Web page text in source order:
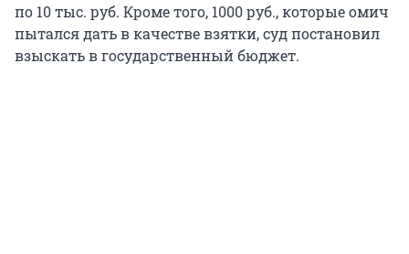
по 10 тыс. руб. Кроме того, 1000 руб., которые омич
пытался дать в качестве взятки, суд постановил
взыскать в государственный бюджет.